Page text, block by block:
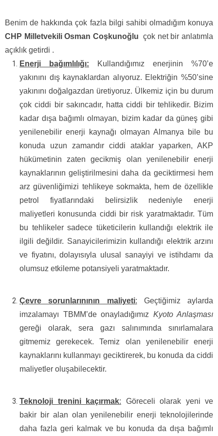
Benim de hakkında çok fazla bilgi sahibi olmadığım konuya
CHP Milletvekili Osman Coşkunoğlu çok net bir anlatımla
açıklık getirdi .
Enerji bağımlılığı: Kullandığımız enerjinin %70’e
yakınını dış kaynaklardan alıyoruz. Elektriğin %50’sine
yakınını doğalgazdan üretiyoruz. Ülkemiz için bu durum
çok ciddi bir sakıncadır, hatta ciddi bir tehlikedir. Bizim
kadar dışa bağımlı olmayan, bizim kadar da güneş gibi
yenilenebilir enerji kaynağı olmayan Almanya bile bu
konuda uzun zamandır ciddi ataklar yaparken, AKP
hükümetinin zaten gecikmiş olan yenilenebilir enerji
kaynaklarının geliştirilmesini daha da geciktirmesi hem
arz güvenliğimizi tehlikeye sokmakta, hem de özellikle
petrol fiyatlarındaki belirsizlik nedeniyle enerji
maliyetleri konusunda ciddi bir risk yaratmaktadır. Tüm
bu tehlikeler sadece tüketicilerin kullandığı elektrik ile
ilgili değildir. Sanayicilerimizin kullandığı elektrik arzını
ve fiyatını, dolayısıyla ulusal sanayiyi ve istihdamı da
olumsuz etkileme potansiyeli yaratmaktadır.
Çevre sorunlarınının maliyeti: Geçtiğimiz aylarda
imzalamayı TBMM’de onayladığımız Kyoto Anlaşması
gereği olarak, sera gazı salınımında sınırlamalara
gitmemiz gerekecek. Temiz olan yenilenebilir enerji
kaynaklarını kullanmayı geciktirerek, bu konuda da ciddi
maliyetler oluşabilecektir.
Teknoloji trenini kaçırmak: Göreceli olarak yeni ve
bakir bir alan olan yenilenebilir enerji teknolojilerinde
daha fazla geri kalmak ve bu konuda da dışa bağımlı